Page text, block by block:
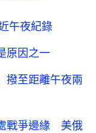
午夜紀錄
原因之一
撥至距離午夜兩
戰爭邊緣 美俄